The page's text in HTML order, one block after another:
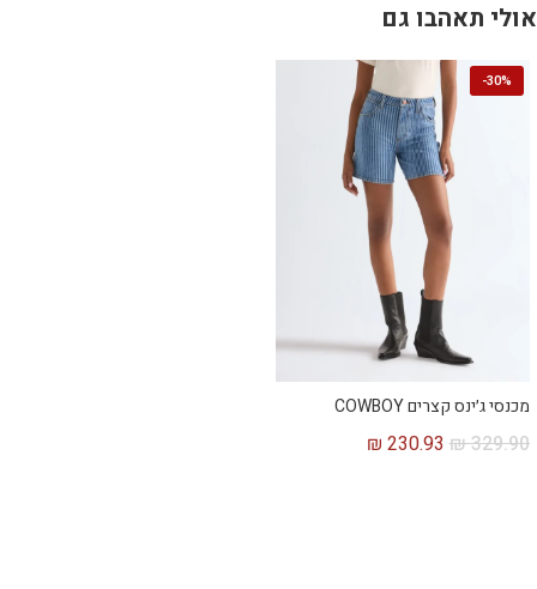
אולי תאהבו גם
30%
-
מכנסי ג׳ינס קצרים COWBOY
₪329.90
₪ 230.93